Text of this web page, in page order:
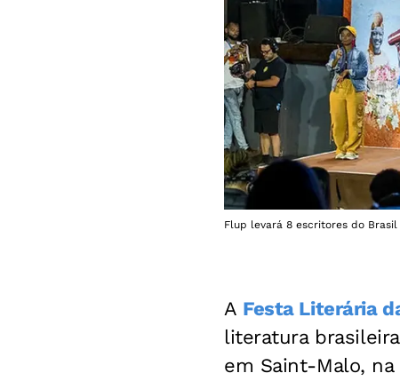
Flup levará 8 escritores do
A Festa Literária
literatura
em Saint-Malo, na